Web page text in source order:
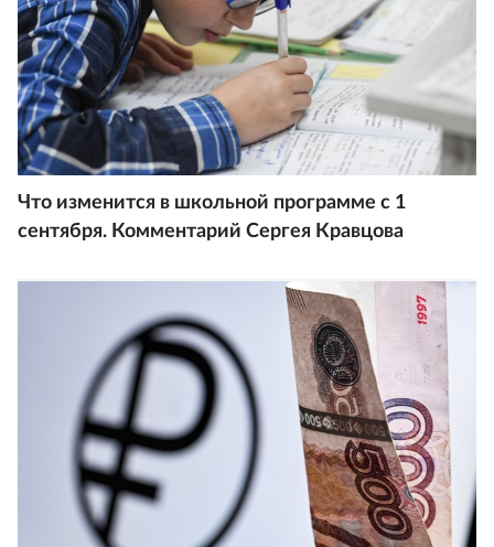
Что изменится в школьной программе с 1
сентября. Комментарий Сергея Кравцова